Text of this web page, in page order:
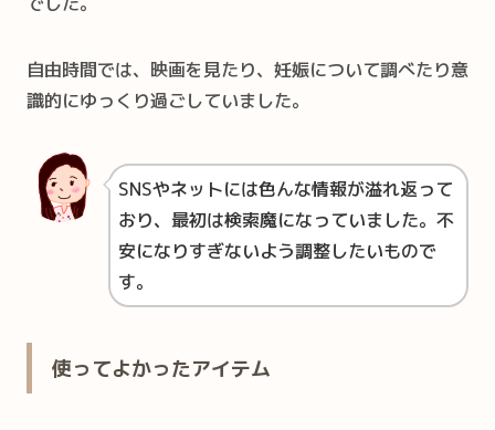
自由時間では、映画を見たり、妊娠について調べたり意
識的にゆっくり過ごしていました。
SNSやネットには色んな情報が溢れ返って
おり、最初は検索魔になっていました。不
安になりすぎないよう調整したいもので
す。
使ってよかったアイテム